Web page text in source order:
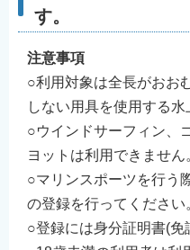
す。
注意事項
○利用対象は全長がおお
しない用具を使用する水
○ウインドサーフィン、
ヨットは利用できません
○マリンスポーツを行う
の登録を行ってください
○登録には身分証明書(免